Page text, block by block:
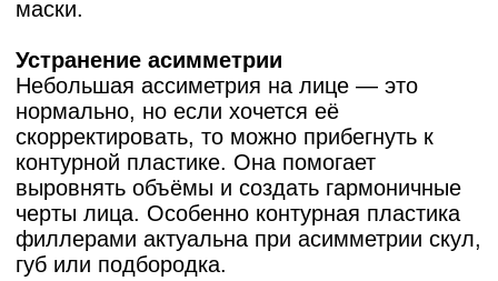
Подготовка кожи — перед началом
Анестезия — в зависимости от зоны
коррекции на кожу может быть нанесем
обезболивающий крем.
Разметка — врач отмечает точки для
введения инъекция, чтобы добиться
симметрии и точности при коррекции.
Введение препарата — выполняется
тонкой иглой или канюлей в выбранную
зону. Время проведения процедуры — от
15 до 60 минут.
Финальный этап — лёгкий массаж, для
распределения филлера и нанесение